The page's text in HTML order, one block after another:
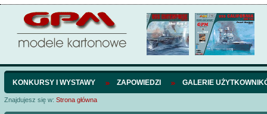
KONKURSY I WYSTAWY ZAPOWIEDZI GALERIE
Znajdujesz się w: Strona główna